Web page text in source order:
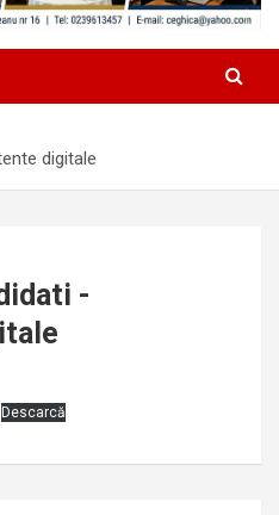
digitale
-
Descarcă